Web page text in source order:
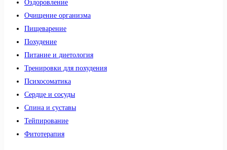
Оздоровление
Очищение организма
Пищеварение
Похудение
Питание и диетология
Тренировки для похудения
Психосоматика
Сердце и сосуды
Спина и суставы
Тейпирование
Фитотерапия